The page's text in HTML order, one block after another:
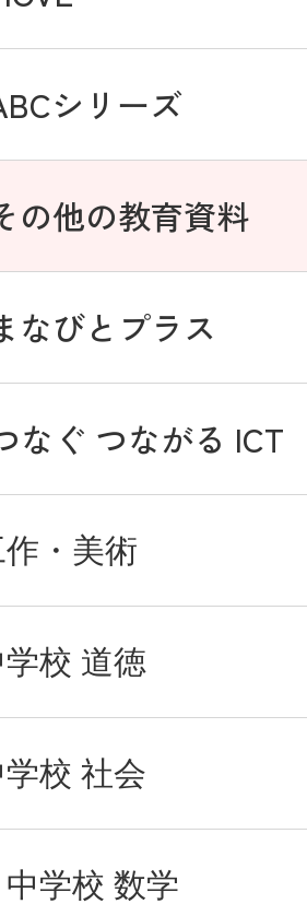
シリーズ
の他の教育資料
なびとプラス
なぐ つながる ICT
作・美術
forme
人虹色 ～「違う」
工のみかた
校 道徳
うとくのひろば
うする？とくだ先
校 社会
会科NAVI
学校 数学